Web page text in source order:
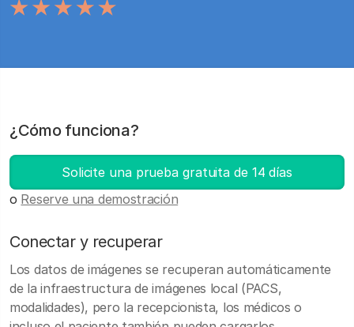
¿Cómo funciona?
Solicite una prueba gratuita de 14 días
o Reserve una demostración
Conectar y recuperar
Los datos de imágenes se recuperan automáticamente
de la infraestructura de imágenes local (PACS,
modalidades), pero la recepcionista, los médicos o